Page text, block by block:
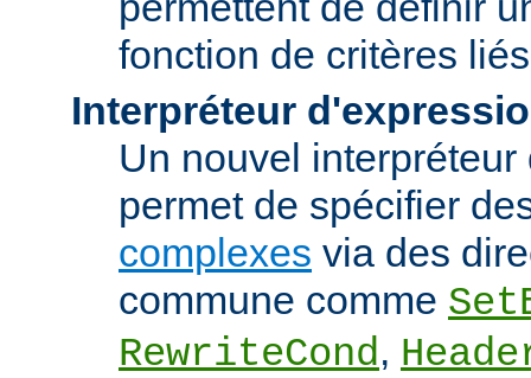
fonction de critères
Interpréteur
Un nouvel
permet de spécifier
complexes via des
commune comme
RewriteCond,